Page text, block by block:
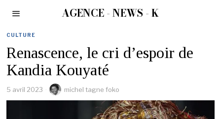
AGENCE - NEWS - K
CULTURE
Renascence, le cri d’espoir de
Kandia Kouyaté
5 avril 2023 michel tagne foko